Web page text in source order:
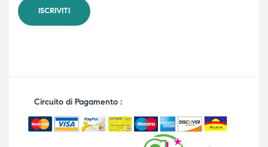
Circuito di Pagamento :